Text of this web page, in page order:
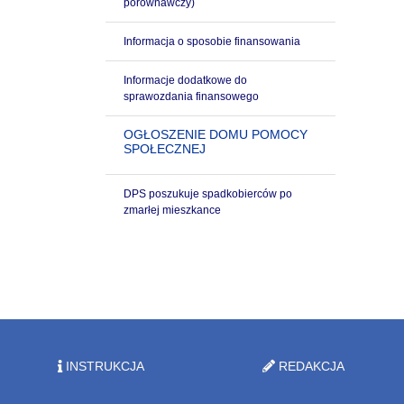
porównawczy)
Informacja o sposobie finansowania
Informacje dodatkowe do
sprawozdania finansowego
OGŁOSZENIE DOMU POMOCY
SPOŁECZNEJ
DPS poszukuje spadkobierców po
zmarłej mieszkance
INSTRUKCJA REDAKCJA